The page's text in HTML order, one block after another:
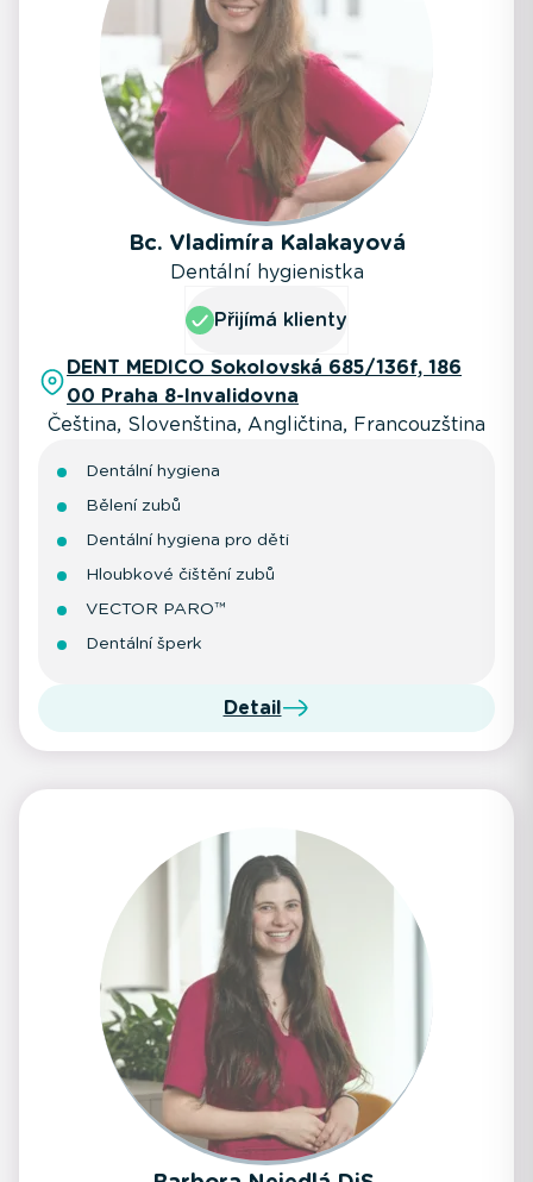
Bc. Vladimíra Kalakayová
Dentální hygienistka
Přijímá klienty
DENT MEDICO Sokolovská 685/136f, 186
00 Praha 8-Invalidovna
Čeština, Slovenština, Angličtina, Francouzština
Dentální hygiena
Bělení zubů
Dentální hygiena pro děti
Hloubkové čištění zubů
VECTOR PARO™
Dentální šperk
Detail